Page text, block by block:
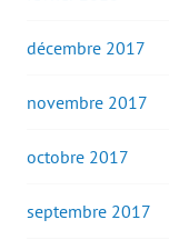
décembre 2017
novembre 2017
octobre 2017
septembre 2017